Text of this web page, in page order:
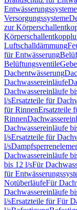
Versorgungssysteme
zur
Luftschalldämmung
für Entwässerung
Belüftungsventile
Dachentwässerung
Dachwassereinläufe
Dachwassereinläufe
l/sErsatzteile für
für RinnenErsatzteile
Rinnen
Dachwassereinläufe
l/sErsatzteile für
l/s
Dachwassereinläufe
bis 12 l/sFür
für
NotüberläufeFür
Dachwassereinläufe
l/sErsatzteile für Für